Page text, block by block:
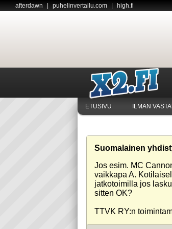
afterdawn puhelinvertailu.com high.fi
ETUSIVU ILMAN
Suomalainen
Jos esim. MC
vaikkapa A.
jatkotoimilla jos
sitten OK?
TTVK RY:n